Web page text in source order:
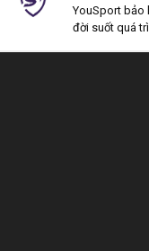
YouSport bảo
đời suốt quá